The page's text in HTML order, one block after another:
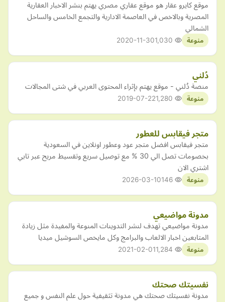
موقع كايرو عقار هو موقع عقاري مصري يهتم بنشر الاخبار العقارية
المصرية وبالاخص في العاصمة الادارية والتجمع الخامس والساحل
الشمالي
منوعة 2020-11-30
دُلني
منصة دُلني - موقع يهتم بإثراء المحتوى العربي في شتى المجالات
منوعة 2019-07-22
متجر فيقابس للعطور
متجر فيقابس افضل متجر عود وعطور اونلاين في السعودية
بخصومات تصل الي 30 % مع توصيل سريع وتقسيط مريح عبر تابي
اشتري الان
منوعة 2026-03-10
مدونة مواضيعي
مدونة مواضيعي تهدف لنشر التدوينات المنوعة والمفيدة مثل زيادة
المتابعين اخبار الالعاب والبرامج وكل مايخص السوشيل ميديا
منوعة 2021-02-01
نفسيتك صحتك
مدونة نفسيتك صحتك هي مدونة تثقيفية حول علم النفس و جميع